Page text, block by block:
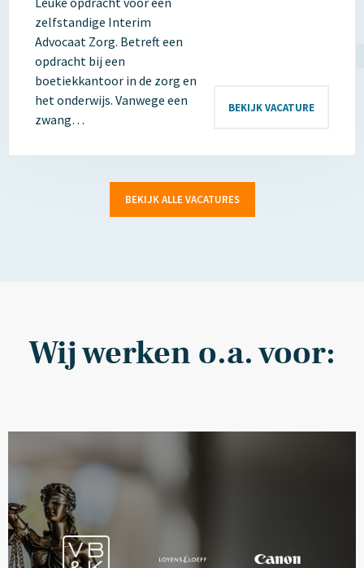
zelfstandige Interim
Advocaat Zorg. Betreft een
opdracht bij een
boetiekkantoor in de zorg en
het onderwijs. Vanwege een
zwang…
BEKIJK VACATURE
BEKIJK ALLE VACATURES
Wij werken o.a. voor: